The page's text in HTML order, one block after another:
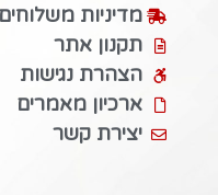
מדיניות
תקנון אתר
הצהרת נגישות
ארכיון מאמרים
יצירת קשר